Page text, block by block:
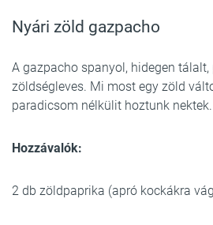
Nyári zöld gazpacho
A gazpacho spanyol, hidegen
zöldségleves. Mi most egy zöld
paradicsom nélkülit hoztunk nektek.
Hozzávalók:
2 db zöldpaprika (apró kockákra